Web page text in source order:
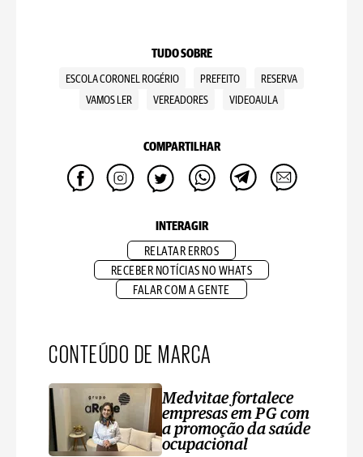
TUDO SOBRE
ESCOLA CORONEL ROGÉRIO PREFEITO
RESERVA
VAMOS LER
VEREADORES VIDEOAULA
COMPARTILHAR
INTERAGIR
RELATAR ERROS
RECEBER NOTÍCIAS NO WHATS
FALAR COM A GENTE
CONTEÚDO DE MARCA
Medvitae fortalece
empresas em PG com
a promoção da saúde
ocupacional